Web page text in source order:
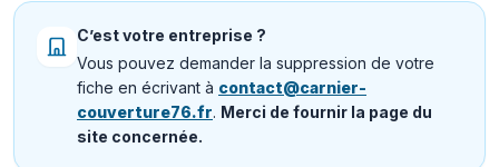
C’est votre entreprise ?
Vous pouvez demander la suppression de votre
fiche en écrivant à contact@carnier-
couverture76.fr. Merci de fournir la page du
site concernée.